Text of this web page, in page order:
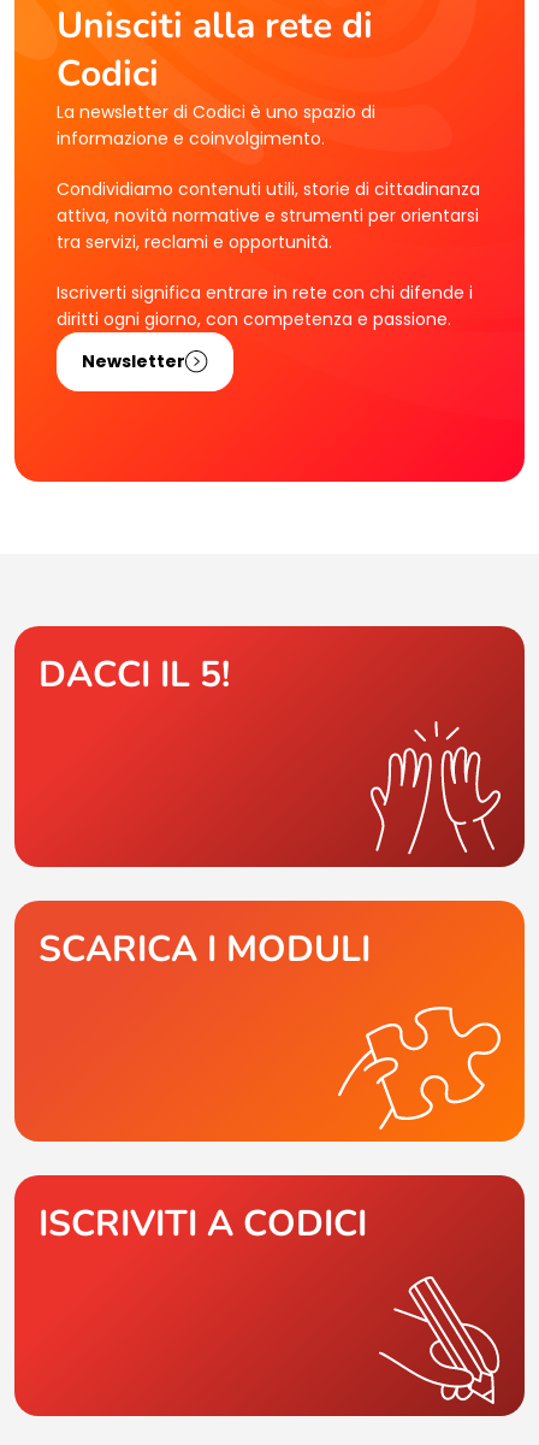
Unisciti alla rete di
Codici
La newsletter di Codici è uno spazio di
informazione e coinvolgimento.
Condividiamo contenuti utili, storie di cittadinanza
attiva, novità normative e strumenti per orientarsi
tra servizi, reclami e opportunità.
Iscriverti significa entrare in rete con chi difende i
diritti ogni giorno, con competenza e passione.
Newsletter
DACCI IL 5!
SCARICA I MODULI
ISCRIVITI A CODICI